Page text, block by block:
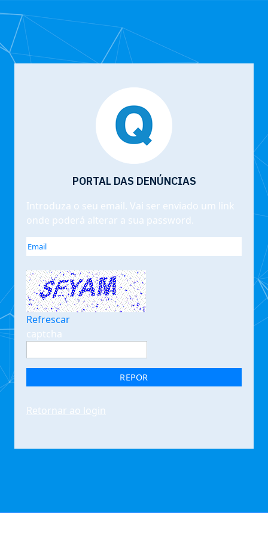
PORTAL DAS DENÚNCIAS
Introduza o seu email. Vai ser enviado um link
onde poderá alterar a sua password.
Refrescar
captcha
REPOR
Retornar ao login